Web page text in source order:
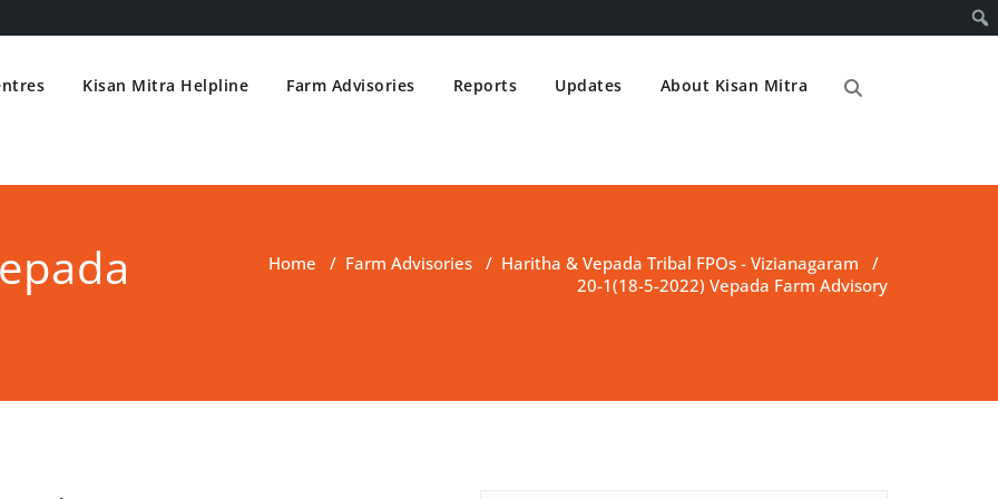
Kisan Mitra Helpline Farm Advisories Reports Updates About Kisan Mitra
Home / Farm Advisories / Haritha & Vepada Tribal FPOs - Vizianagaram /
20-1(18-5-2022) Vepada Farm Advisory